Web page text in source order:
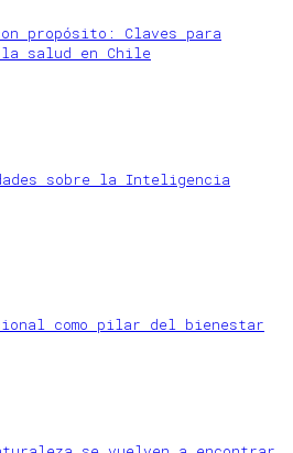
propósito: Claves para
salud en Chile
sobre la Inteligencia
como pilar del bienestar